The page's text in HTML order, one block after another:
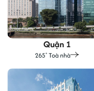
Quận 1
265+Toà nhà